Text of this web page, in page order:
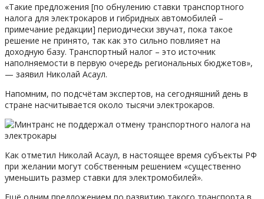
«Такие предложения [по обнулению ставки транспортного
налога для электрокаров и гибридных автомобилей –
примечание редакции] периодически звучат, пока такое
решение не принято, так как это сильно повлияет на
доходную базу. Транспортный налог – это источник
наполняемости в первую очередь региональных бюджетов»,
— заявил Николай Асаул.
Напомним, по подсчётам экспертов, на сегодняшний день в
стране насчитывается около тысячи электрокаров.
Как отметил Николай Асаул, в настоящее время субъекты РФ
при желании могут собственным решением «существенно
уменьшить размер ставки для электромобилей».